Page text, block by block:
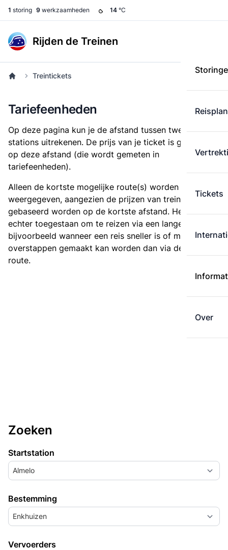
1 storing 9 werkzaamheden 14 °C
Rijden de Treinen
Tickets
Over
Treintickets
Tariefeenheden
Op deze pagina kun je de afstand tussen twee
stations uitrekenen. De prijs van je ticket is gebaseerd
op deze afstand (die wordt gemeten in
tariefeenheden).
Alleen de kortste mogelijke route(s) worden
weergegeven, aangezien de prijzen van treintickets
gebaseerd worden op de kortste afstand. Het is
echter toegestaan om te reizen via een langere route,
bijvoorbeeld wanneer een reis sneller is of met minder
overstappen gemaakt kan worden dan via de kortste
route.
Zoeken
Startstation
Almelo
Bestemming
Enkhuizen
Vervoerders